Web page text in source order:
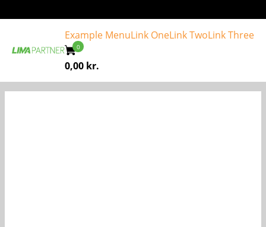
Example MenuLink OneLink TwoLink Three
0,00 kr.